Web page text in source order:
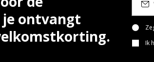
ontvangt
Ik